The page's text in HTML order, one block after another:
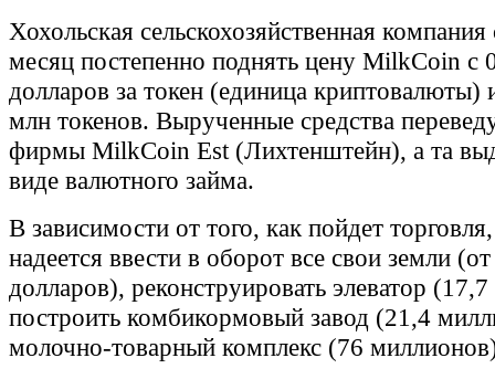
Хохольская сельскохозяйственная компания
месяц постепенно поднять цену MilkCoin с
долларов за токен (единица криптовалюты)
млн токенов. Вырученные средства
фирмы MilkCoin Est (Лихтенштейн), а та
виде валютного займа.
В зависимости от того, как пойдет
надеется ввести в оборот все свои земли
долларов), реконструировать элеватор
построить комбикормовый завод (21,4
молочно-товарный комплекс (76